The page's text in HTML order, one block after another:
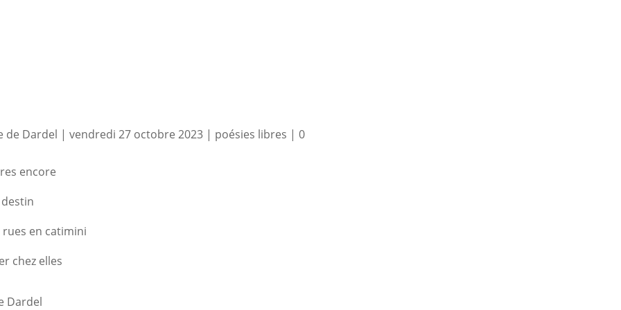
de Dardel | vendredi 27 octobre 2023| poésies libres | 0
encore
en catimini
chez elles
Dardel